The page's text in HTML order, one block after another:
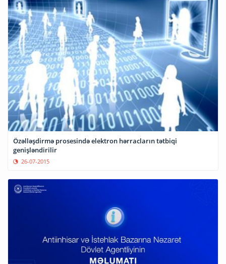
Özəlləşdirmə prosesində elektron hərracların tətbiqi
genişləndirilir
26-07-2015